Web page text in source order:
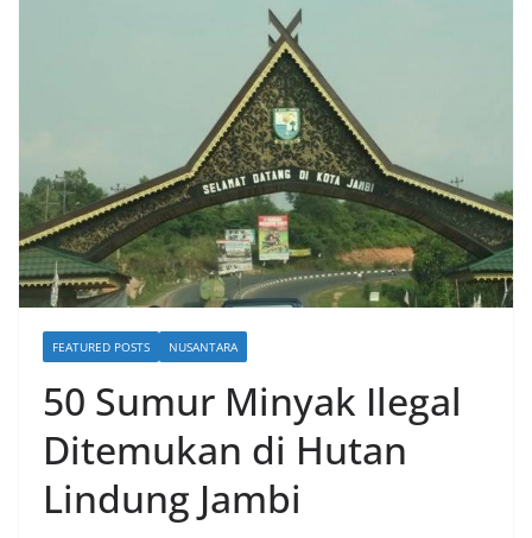
FEATURED POSTS NUSANTARA
50 Sumur Minyak Ilegal
Ditemukan di Hutan
Lindung Jambi